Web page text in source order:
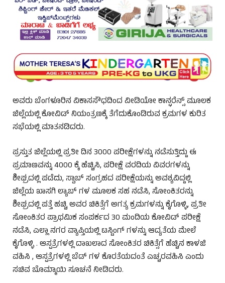
ಅವರು ಬೆಂಗಳೂರಿನ ವಿಕಾಸಸೌಧದಿಂದ ವೀಡಿಯೋ ಕಾನ್ಫರೆನ್ಸ್ ಮೂಲಕ
ಜಿಲ್ಲೆಯಲ್ಲಿ ಕೋವಿಡ್ ನಿಯಂತ್ರಣಕ್ಕೆ ತೆಗೆದುಕೊಂಡಿರುವ ಕ್ರಮಗಳ ಕುರಿತ
ಸಭೆಯಲ್ಲಿ ಮಾತನಡಿದರು.
ಪ್ರಸ್ತುತ ಜಿಲ್ಲೆಯಲ್ಲಿ ಪ್ರತೀ ದಿನ 3000 ಪರೀಕ್ಷೆಗಳನ್ನು ನಡೆಸುತ್ತಿದ್ದು ಈ
ಪ್ರಮಾಣವನ್ನು 4000 ಕ್ಕೆ ಹೆಚ್ಚಿಸಿ, ಪರೀಕ್ಷೆ ವರದಿಯ ವಿವರಗಳನ್ನು
ಶೀಘ್ರದಲ್ಲಿ ಪಡೆದು, ಸ್ವಾಬ್ ಸಂಗ್ರಹದ ಪರೀಕ್ಷೆಯನ್ನು ಅವಶ್ಯವಿದ್ದಲ್ಲಿ
ಜಿಲ್ಲೆಯ ಖಾಸಗಿ ಲ್ಯಾಬ್ ಗಳ ಮೂಲಕ ಸಹ ನಡೆಸಿ, ಸೋಂಕಿತರನ್ನು
ಶೀಘ್ರದಲ್ಲಿ ಪತ್ತೆ ಹಚ್ಚಿ ಅವರ ಚಿಕಿತ್ಸೆಗೆ ಅಗತ್ಯ ಕ್ರಮಗಳನ್ನು ಕೈಗೊಳ್ಳಿ, ಪ್ರತೀ
ಸೋಂಕಿತರ ಪ್ರಾಥಮಿಕ ಸಂಪರ್ಕದ 30 ಮಂದಿಯ ಕೋವಿಡ್ ಪರೀಕ್ಷೆ
ನಡೆಸಿ, ಎಲ್ಲಾ ನಗರ ವ್ಯಾಪ್ತಿಯಲ್ಲಿ ಟಸ್ಟಿಂಗ್ ಗಳನ್ನು ಆದ್ಯತೆಯ ಮೇಲೆ
ಕೈಗೊಳ್ಳಿ . ಆಸ್ಪತ್ರೆಗಳಲ್ಲಿ ದಾಖಲಾದ ಸೋಂಕಿತರ ಚಿಕಿತ್ಸೆಗೆ ಹೆಚ್ಚಿನ ಕಾಳಜಿ
ವಹಿಸಿ , ಆಸ್ಪತ್ರೆಗಳಲ್ಲಿ ಬೆಡ್ ಗಳ ಕೊರತೆಯದಂತೆ ಎಚ್ಚರವಹಿಸಿ ಎಂದು
ಸಚಿವ ಬೊಮ್ಮಾಯಿ ಸೂಚನೆ ನೀಡಿದರು.